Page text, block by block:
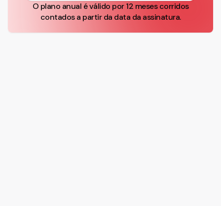
O plano anual é válido por 12 meses corridos
contados a partir da data da assinatura.